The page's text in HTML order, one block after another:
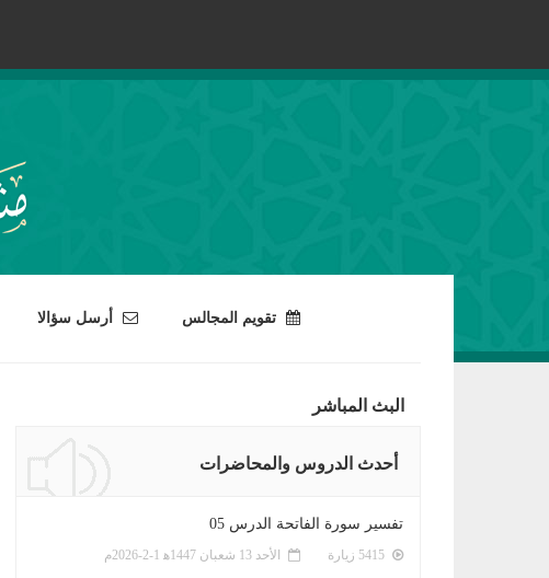
أرسل سؤالا تقويم المجالس
البث المباشر
أحدث الدروس والمحاضرات
تفسير سورة الفاتحة الدرس 05
الأحد 13 شعبان 1447ﻫ 1-2-2026م